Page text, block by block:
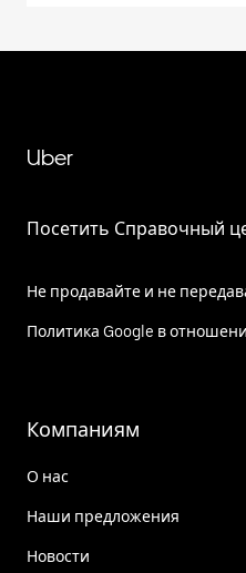
Uber
Посетить Справочный
Не продавайте и не
Политика Google в
Компаниям
О нас
Наши предложения
Новости